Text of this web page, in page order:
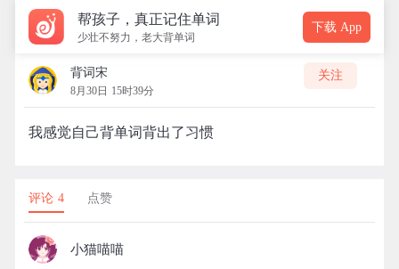
帮孩子，真正记住单词
少壮不努力，老大背单词
下载 App
背词宋
8月30日 15时39分
关注
我感觉自己背单词背出了习惯
评论 4 点赞
小猫喵喵